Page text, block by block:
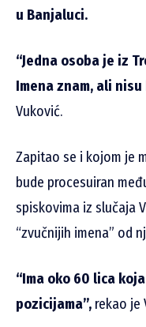
u Banjaluci.
“Jedna osoba je iz
Imena znam, ali
Vuković.
Zapitao se i kojom je
bude procesuiran
spiskovima iz slučaja
“zvučnijih imena” od
“Ima oko 60 lica
pozicijama”, rekao je